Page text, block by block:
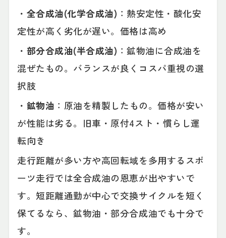
・ 全合成油(化学合成油) ：熱安定性・酸化安
定性が高く劣化が遅い。価格は高め
・ 部分合成油(半合成油) ：鉱物油に合成油を
混ぜたもの。バランスが良くコスパ重視の選
択肢
・ 鉱物油 ：原油を精製したもの。価格が安い
が性能は劣る。旧車・原付4スト・慣らし運
転向き
走行距離が多い方や高回転域を多用するスポ
ーツ走行では全合成油の恩恵が出やすいで
す。短距離通勤が中心で交換サイクルを短く
保てるなら、鉱物油・部分合成油でも十分で
す。